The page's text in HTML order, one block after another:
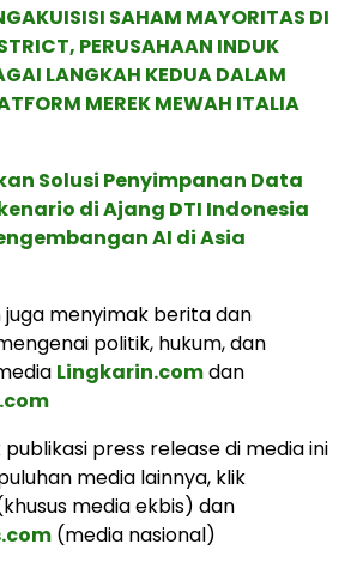
SAHAM MAYORITAS DI
PERUSAHAAN INDUK
LANGKAH KEDUA DALAM
MEREK MEWAH ITALIA
Solusi Penyimpanan Data
di Ajang DTI Indonesia
AI di Asia
menyimak berita dan
politik, hukum, dan
Lingkarin.comdan
press release di media ini
media lainnya, klik
media ekbis) dan
(media nasional)